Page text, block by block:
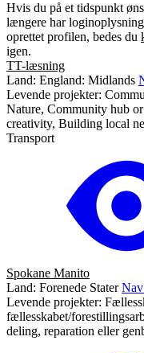
Hvis du på et tidspunkt
længere har
oprettet profilen, bedes du
igen.
TT-læsning
Land: England: Midlands
Levende projekter:
Nature, Community hub
creativity, Building local
Transport
Spokane Manito
Land: Forenede Stater
Levende projekter:
fællesskabet/
deling, reparation eller